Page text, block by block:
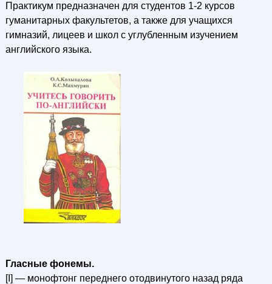
Практикум предназначен для студентов 1-2 курсов
гуманитарных факультетов, а также для учащихся
гимназий, лицеев и школ с углубленным изучением
английского языка.
Гласные фонемы.
[I] — монофтонг переднего отодвинутого назад ряда